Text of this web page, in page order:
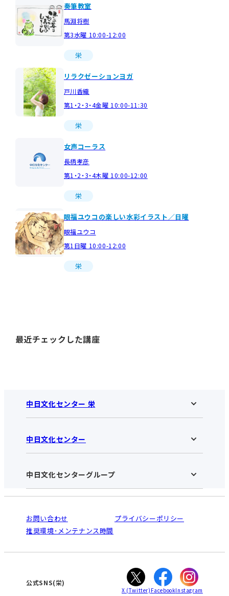
奏筆教室
馬淵将樹
第3水曜 10:00-12:00
栄
リラクゼーションヨガ
戸川香織
第1・2・3・4金曜 10:00-11:30
栄
女声コーラス
長柄孝彦
第1・2・3・4木曜 10:00-12:00
栄
眼福ユウコの楽しい水彩イラスト／日曜
眼福ユウコ
第1日曜 10:00-12:00
栄
最近チェックした講座
中日文化センター 栄
中日文化センター 栄HOME
お知らせ
アクセス･営業時間
お申し込みの流れ
入会と受講のご案内
中日文化センター
中日文化センターHOME
中日文化センターとは
受講規約・会員特典
ご利用ガイド
オンライン講座受講の手順
WEBサイトのよくある質問
中日文化センターグループ
南大高
犬山
高蔵寺
大垣
津
お問い合わせ
プライバシーポリシー
推奨環境･メンテナンス時間
公式SNS(栄)
X (Twitter) FacebookInstagram